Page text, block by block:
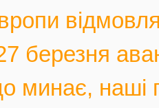
березня
минає, наші